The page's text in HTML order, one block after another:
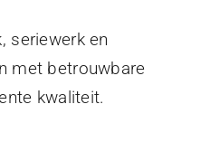
seriewerk en
met betrouwbare
kwaliteit.